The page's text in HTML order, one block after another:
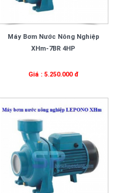
Máy Bơm Nước Nông Nghiệp
XHm-7BR 4HP
Giá : 5.250.000 đ